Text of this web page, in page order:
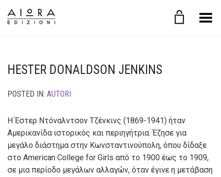
Toggle Menu
HESTER DONALDSON JENKINS
POSTED IN: AUTORI
Η Έστερ Ντόναλντσον Τζένκινς (1869-1941) ήταν
Αμερικανίδα ιστορικός και περιηγήτρια. Έζησε για
μεγάλο διάστημα στην Κωνσταντινούπολη, όπου δίδαξε
στο American College for Girls από το 1900 έως το 1909,
σε μια περίοδο μεγάλων αλλαγών, όταν έγινε η μετάβαση